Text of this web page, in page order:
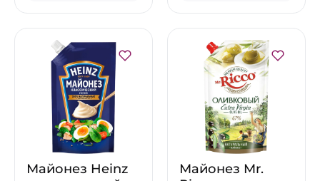
Майонез Heinz
Майонез Mr.